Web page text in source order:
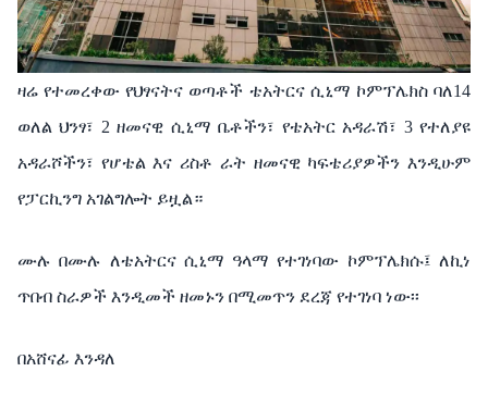
ዛሬ የተመረቀው የህፃናትና ወጣቶች ቴአትርና ሲኒማ ኮምፕሌክስ ባለ14
ወለል ህንፃ፣ 2 ዘመናዊ ሲኒማ ቤቶችን፣ የቴአትር አዳራሽ፣ 3 የተለያዩ
አዳራሾችን፣ የሆቴል እና ሪስቶ ራት ዘመናዊ ካፍቴሪያዎችን እንዲሁም
የፓርኪንግ አገልግሎት ይዟል።
ሙሉ በሙሉ ለቴአትርና ሲኒማ ዓላማ የተገነባው ኮምፕሌክሱ፤ ለኪነ
ጥበብ ስራዎች እንዲመች ዘመኑን በሚመጥን ደረጃ የተገነባ ነው፡፡
በአሸናፊ እንዳለ